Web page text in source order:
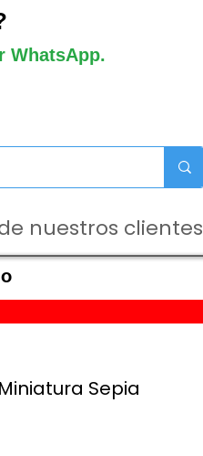
WhatsApp.
nuestros clientes
Sepia